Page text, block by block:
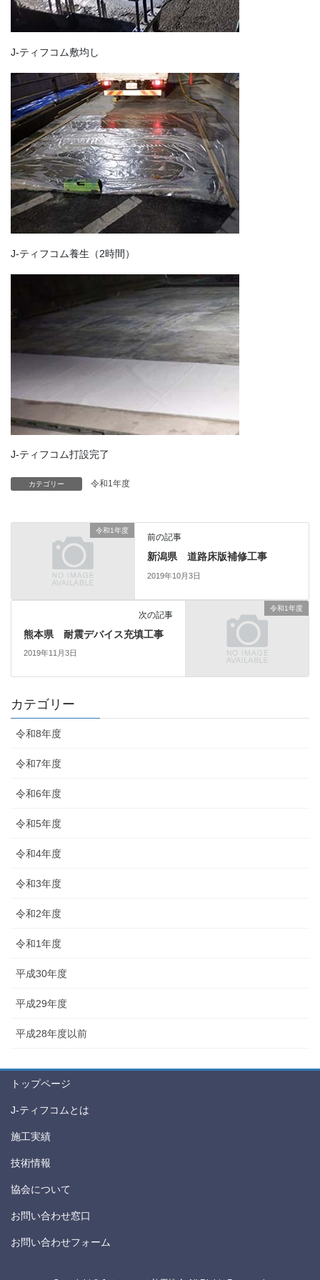
J-ティフコム敷均し
J-ティフコム養生（2時間）
J-ティフコム打設完了
カテゴリー 令和1年度
令和1年度
前の記事
新潟県 道路床版補修工事
2019年10月3日
令和1年度
次の記事
熊本県 耐震デバイス充填工事
2019年11月3日
カテゴリー
令和8年度
令和7年度
令和6年度
令和5年度
令和4年度
令和3年度
令和2年度
令和1年度
平成30年度
平成29年度
平成28年度以前
トップページ
J-ティフコムとは
施工実績
技術情報
協会について
お問い合わせ窓口
お問い合わせフォーム